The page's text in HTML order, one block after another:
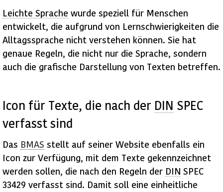
Leichte Sprache wurde speziell für Menschen
entwickelt, die aufgrund von Lernschwierigkeiten die
Alltagssprache nicht verstehen können. Sie hat
genaue Regeln, die nicht nur die Sprache, sondern
auch die grafische Darstellung von Texten betreffen.
Icon für Texte, die nach der DIN SPEC
verfasst sind
Das BMAS stellt auf seiner Website ebenfalls ein
Icon zur Verfügung, mit dem Texte gekennzeichnet
werden sollen, die nach den Regeln der DIN SPEC
33429 verfasst sind. Damit soll eine einheitliche